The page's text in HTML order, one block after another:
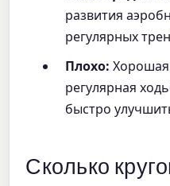
развития
регулярных
Плохо: Хорошая
регулярная
быстро
Сколько